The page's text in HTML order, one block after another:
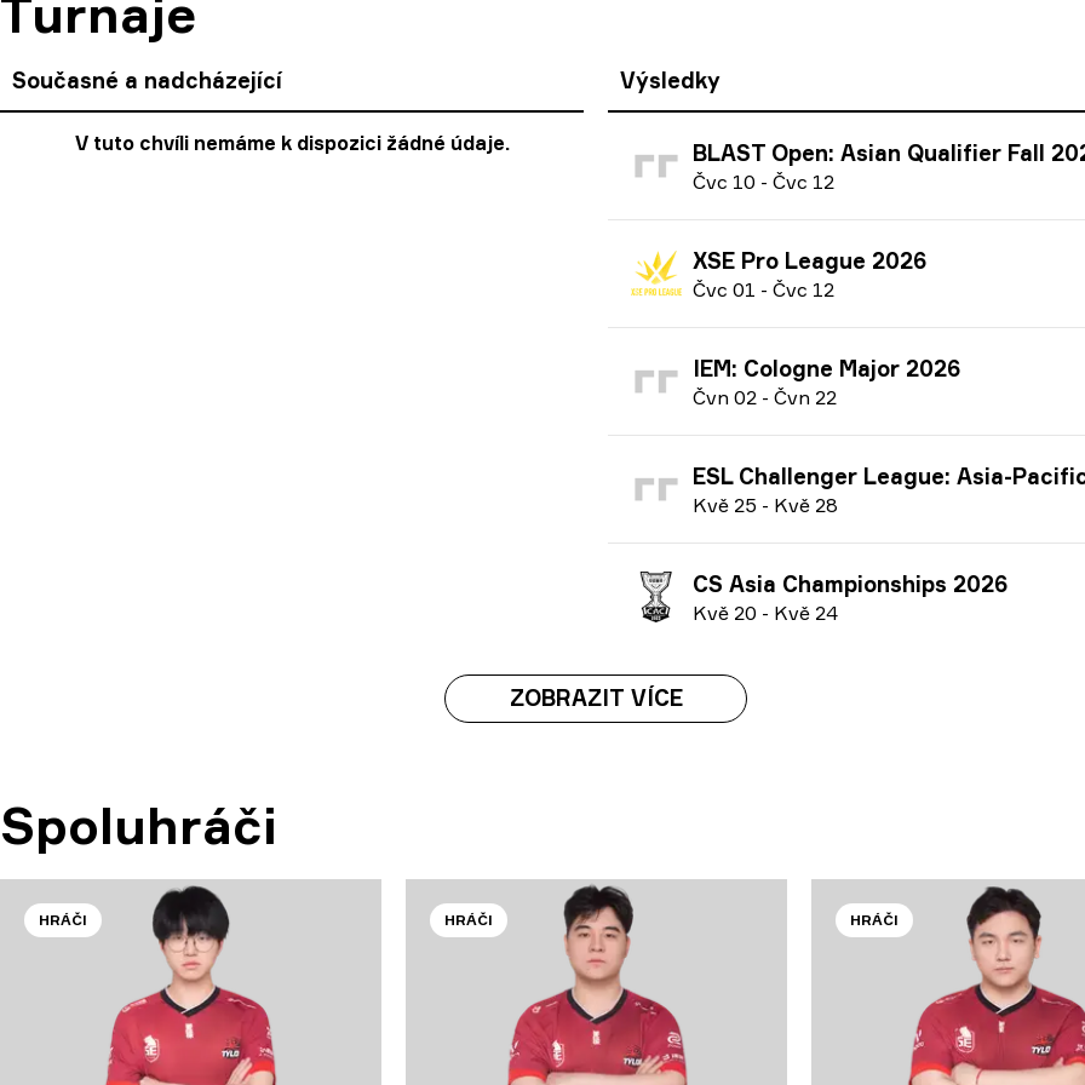
Turnaje
Současné a nadcházející
V tuto chvíli nemáme k dispozici žádné údaje.
Výsledky
BLAST Open: Asian Qualifier Fall
Čvc 10 - Čvc 12
XSE Pro League 2026
Čvc 01 - Čvc 12
IEM: Cologne Major 2026
Čvn 02 - Čvn 22
ESL Challenger League: Asia-Pacific Finals season 51
Kvě 25 - Kvě 28
CS Asia Championships 2026
Kvě 20 - Kvě 24
ZOBRAZIT VÍCE
Spoluhráči
HRÁČI HRÁČI HRÁČI